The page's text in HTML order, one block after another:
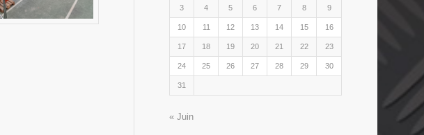
3 4 5 6 7 8 9
10 11 12 13 14 15 16
17 18 19 20 21 22 23
24 25 26 27 28 29 30
31
« Juin